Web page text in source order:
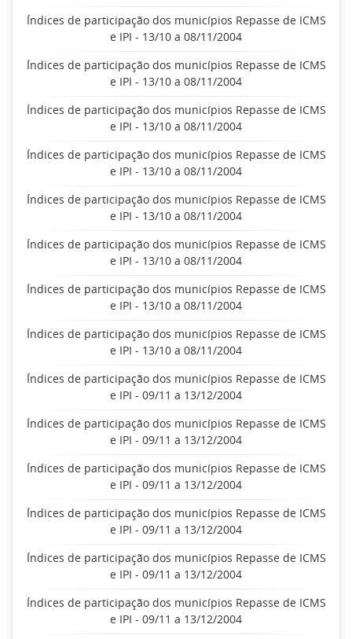
Índices de participação dos municípios Repasse de ICMS
e IPI - 13/10 a 08/11/2004
Índices de participação dos municípios Repasse de ICMS
e IPI - 13/10 a 08/11/2004
Índices de participação dos municípios Repasse de ICMS
e IPI - 13/10 a 08/11/2004
Índices de participação dos municípios Repasse de ICMS
e IPI - 13/10 a 08/11/2004
Índices de participação dos municípios Repasse de ICMS
e IPI - 13/10 a 08/11/2004
Índices de participação dos municípios Repasse de ICMS
e IPI - 13/10 a 08/11/2004
Índices de participação dos municípios Repasse de ICMS
e IPI - 13/10 a 08/11/2004
Índices de participação dos municípios Repasse de ICMS
e IPI - 13/10 a 08/11/2004
Índices de participação dos municípios Repasse de ICMS
e IPI - 09/11 a 13/12/2004
Índices de participação dos municípios Repasse de ICMS
e IPI - 09/11 a 13/12/2004
Índices de participação dos municípios Repasse de ICMS
e IPI - 09/11 a 13/12/2004
Índices de participação dos municípios Repasse de ICMS
e IPI - 09/11 a 13/12/2004
Índices de participação dos municípios Repasse de ICMS
e IPI - 09/11 a 13/12/2004
Índices de participação dos municípios Repasse de ICMS
e IPI - 09/11 a 13/12/2004